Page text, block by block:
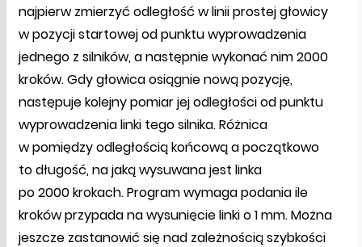
najpierw zmierzyć odległość w linii prostej głowicy
w pozycji startowej od punktu wyprowadzenia
jednego z silników, a następnie wykonać nim 2000
kroków. Gdy głowica osiągnie nową pozycję,
następuje kolejny pomiar jej odległości od punktu
wyprowadzenia linki tego silnika. Różnica
w pomiędzy odległością końcową a początkowo
to długość, na jaką wysuwana jest linka
po 2000 krokach. Program wymaga podania ile
kroków przypada na wysunięcie linki o 1 mm. Można
jeszcze zastanowić się nad zależnością szybkości